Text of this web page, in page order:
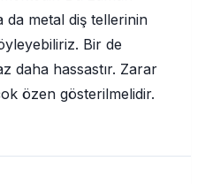
da metal diş tellerinin
Bir de
daha hassastır. Zarar
özen gösterilmelidir.